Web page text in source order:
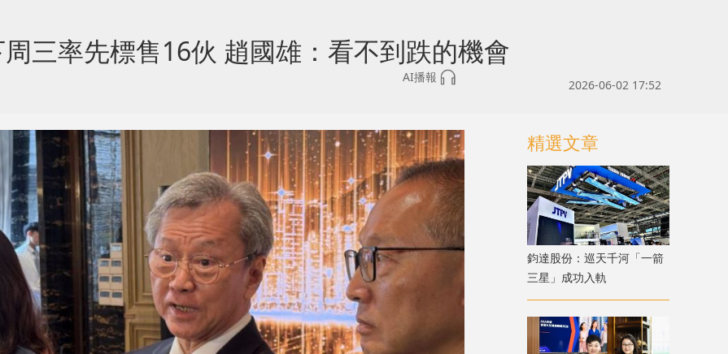
三率先標售16伙 趙國雄：看不到跌的機會
AI播報
2026-06-02 17:52
精選文章
鈞達股份：巡天千河「一箭
三星」成功入軌